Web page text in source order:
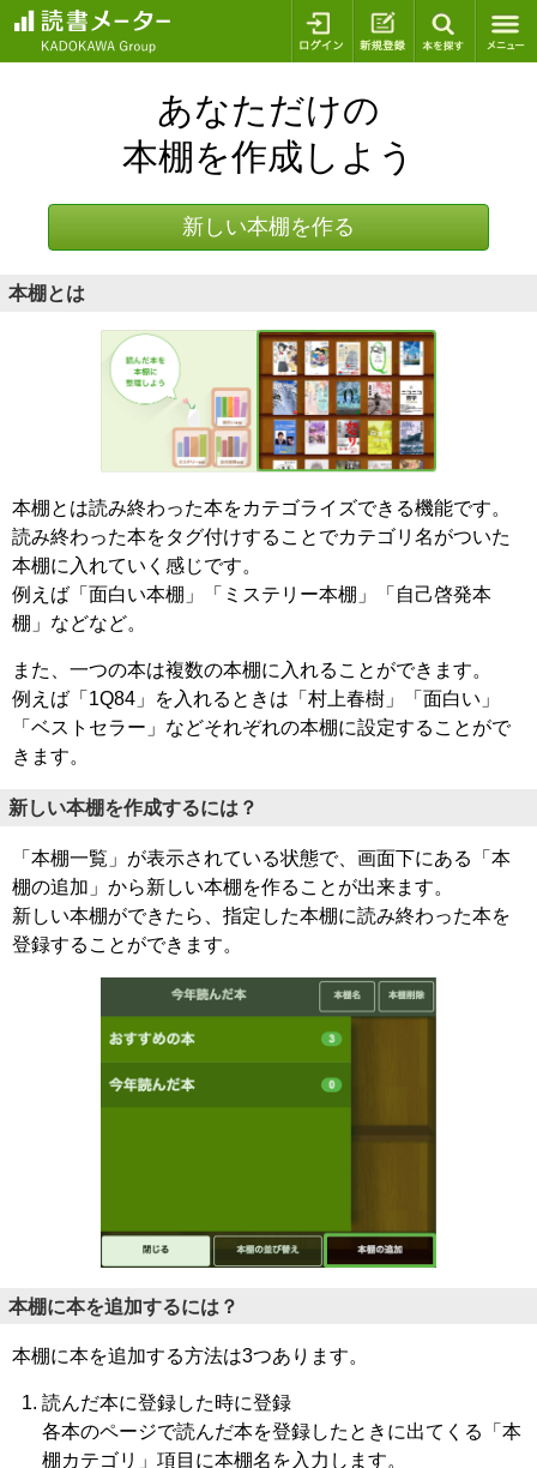
ログイン 新規登録
あなただけの
本棚を作成しよう
新しい本棚を作る
本棚とは
本棚とは読み終わった本をカテゴライズできる機能です。
読み終わった本をタグ付けすることでカテゴリ名がついた
本棚に入れていく感じです。
例えば「面白い本棚」「ミステリー本棚」「自己啓発本
棚」などなど。
また、一つの本は複数の本棚に入れることができます。
例えば「1Q84」を入れるときは「村上春樹」「面白い」
「ベストセラー」などそれぞれの本棚に設定することがで
きます。
新しい本棚を作成するには？
「本棚一覧」が表示されている状態で、画面下にある「本
棚の追加」から新しい本棚を作ることが出来ます。
新しい本棚ができたら、指定した本棚に読み終わった本を
登録することができます。
本棚に本を追加するには？
本棚に本を追加する方法は3つあります。
読んだ本に登録した時に登録
各本のページで読んだ本を登録したときに出てくる「本
棚カテゴリ」項目に本棚名を入力します。